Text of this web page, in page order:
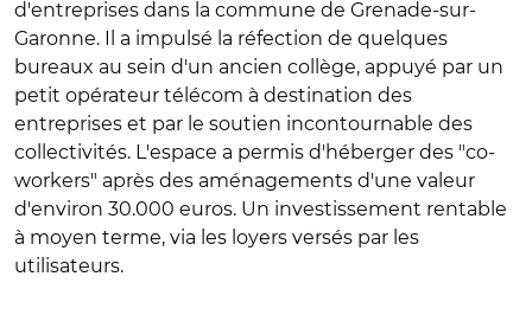
d'entreprises dans la commune de Grenade-sur-
Garonne. Il a impulsé la réfection de quelques
bureaux au sein d'un ancien collège, appuyé par un
petit opérateur télécom à destination des
entreprises et par le soutien incontournable des
collectivités. L'espace a permis d'héberger des "co-
workers" après des aménagements d'une valeur
d'environ 30.000 euros. Un investissement rentable
à moyen terme, via les loyers versés par les
utilisateurs.